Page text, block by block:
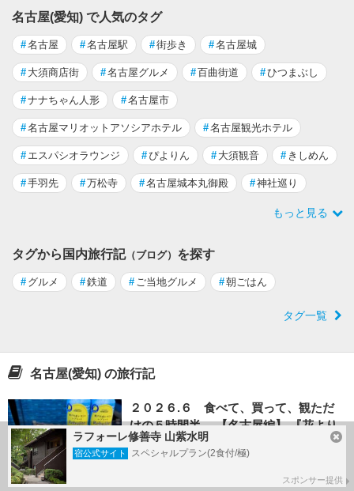
名古屋(愛知) で人気のタグ
#名古屋 #名古屋駅 #街歩き #名古屋城
# 大須商店街 #名古屋グルメ #百曲街道 #ひつまぶし
#ナナちゃん人形 #名古屋市
#名古屋マリオットアソシアホテル #名古屋観光ホテル
# エスパシオラウンジ # ぴよりん # 大須観音 # きしめん
#手羽先 #万松寺 #名古屋城本丸御殿 #神社巡り
もっと見る
タグから国内旅行記（ブログ） を探す
# グルメ #鉄道 # ご当地グルメ #朝ごはん
タグ一覧
名古屋(愛知) の旅行記
２０２６.６ 食べて、買って、観ただ
けの５時間半。 【名古屋編】 『花より
男子Ⅱ』初日＆千秋楽に行っ...
ラフォーレ修善寺 山紫水明
宿公式サイト スペシャルプラン(2食付/極)
スポンサー提供